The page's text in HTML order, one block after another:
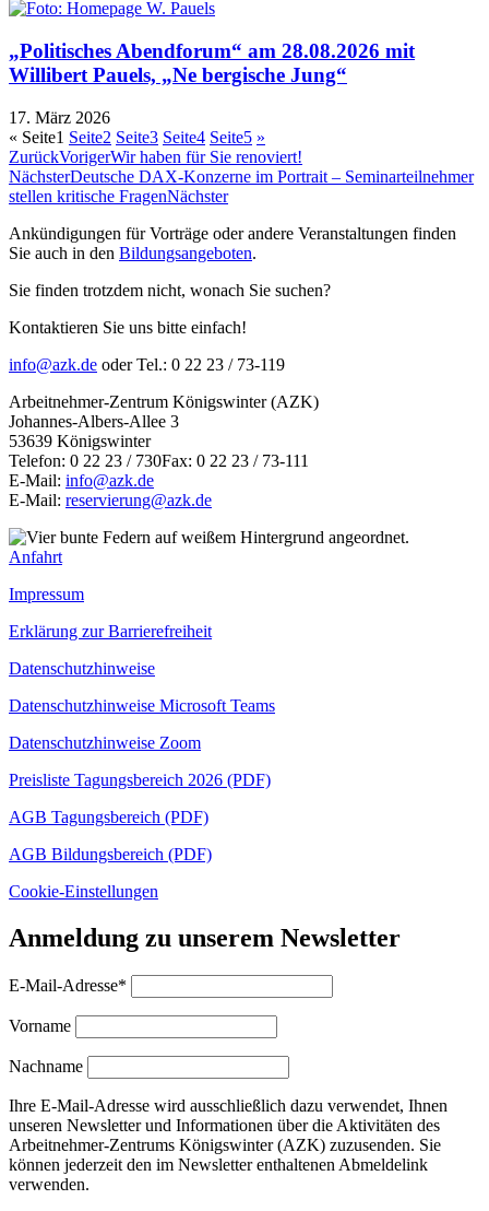
„Politisches Abendforum“ am 28.08.2026 mit
Willibert Pauels, „Ne bergische Jung“
17. März 2026
« Seite1 Seite2 Seite3 Seite4 Seite5 »
ZurückVorigerWir haben für Sie renoviert!
NächsterDeutsche DAX-Konzerne im Portrait – Seminarteilnehmer
stellen kritische FragenNächster
Ankündigungen für Vorträge oder andere Veranstaltungen finden
Sie auch in den Bildungsangeboten.
Sie finden trotzdem nicht, wonach Sie suchen?
Kontaktieren Sie uns bitte einfach!
info@azk.de oder Tel.: 0 22 23 / 73-119
Arbeitnehmer-Zentrum Königswinter (AZK)
Johannes-Albers-Allee 3
53639 Königswinter
Telefon: 0 22 23 / 730Fax: 0 22 23 / 73-111
E-Mail: info@azk.de
E-Mail: reservierung@azk.de
Anfahrt
Impressum
Erklärung zur Barrierefreiheit
Datenschutzhinweise
Datenschutzhinweise Microsoft Teams
Datenschutzhinweise Zoom
Preisliste Tagungsbereich 2026 (PDF)
AGB Tagungsbereich (PDF)
AGB Bildungsbereich (PDF)
Cookie-Einstellungen
Anmeldung zu unserem Newsletter
E-Mail-Adresse*
Vorname
Nachname
Ihre E-Mail-Adresse wird ausschließlich dazu verwendet, Ihnen
unseren Newsletter und Informationen über die Aktivitäten des
Arbeitnehmer-Zentrums Königswinter (AZK) zuzusenden. Sie
können jederzeit den im Newsletter enthaltenen Abmeldelink
verwenden.